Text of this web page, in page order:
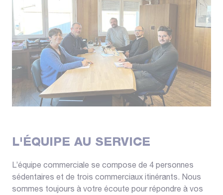
L'ÉQUIPE AU SERVICE
L’équipe commerciale se compose de 4 personnes
sédentaires et de trois commerciaux itinérants. Nous
sommes toujours à votre écoute pour répondre à vos